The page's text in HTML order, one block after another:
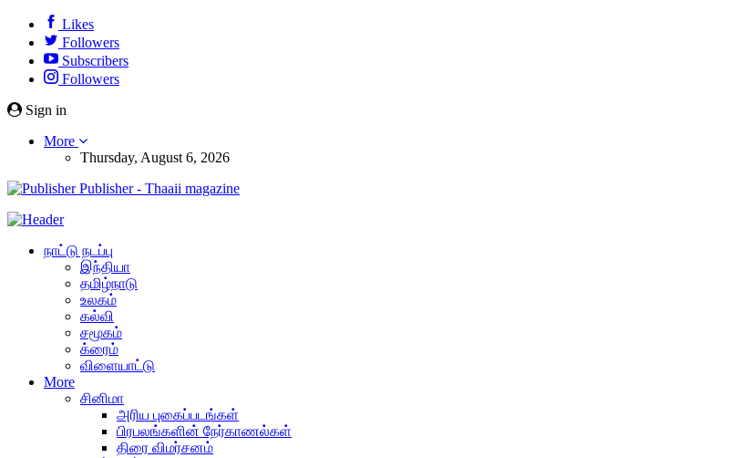
Likes
Followers
Subscribers
Followers
Sign in
More
Thursday, August 6, 2026
Publisher - Thaaii magazine
நாட்டு நடப்பு
இந்தியா
தமிழ்நாடு
உலகம்
கல்வி
சமூகம்
க்ரைம்
விளையாட்டு
More
சினிமா
அரிய புகைப்படங்கள்
பிரபலங்களின் நேர்காணல்கள்
திரை விமர்சனம்